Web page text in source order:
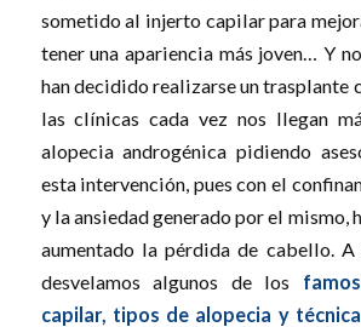
sometido al injerto capilar para
tener una apariencia más joven… Y
han decidido realizarse un trasplante
las clínicas cada vez nos llegan
alopecia androgénica pidiendo
esta intervención, pues con el
y la ansiedad generado por el mismo,
aumentado la pérdida de cabello. A
desvelamos algunos de los
capilar, tipos de alopecia y